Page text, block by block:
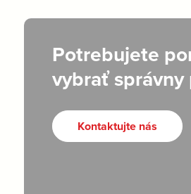
Potrebujete
vybrať
Kontaktujte nás